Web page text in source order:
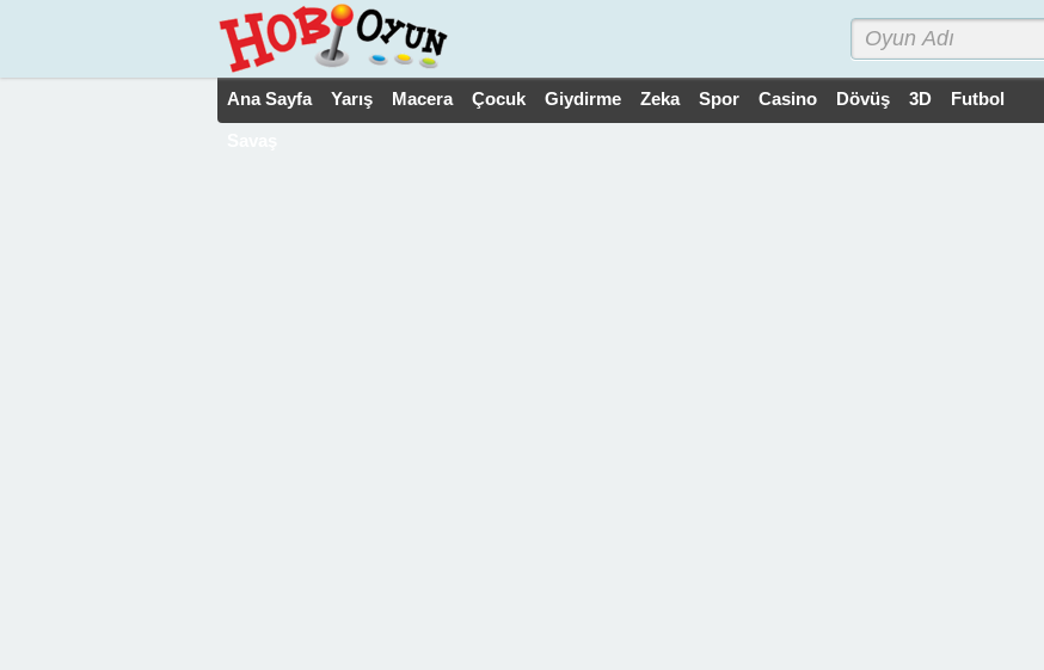
Ana Sayfa Yarış Macera Çocuk Giydirme Zeka Spor Casino Dövüş 3D Futbol